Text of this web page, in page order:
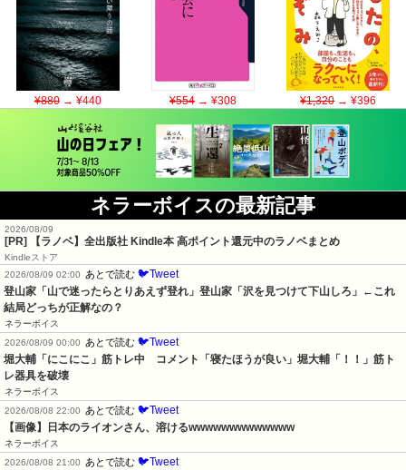
¥880→ ¥440 ¥554→ ¥308 ¥1,320→ ¥396
ネラーボイスの最新記事
2026/08/09
[PR] 【ラノベ】全出版社 Kindle本 高ポイント還元中のラノベまとめ
Kindleストア
2026/08/09 02:00
あとで読む 🐦Tweet
登山家「山で迷ったらとりあえず登れ」登山家「沢を見つけて下山しろ」←これ
結局どっちが正解なの？
ネラーボイス
2026/08/09 00:00
あとで読む 🐦Tweet
堀大輔「にこにこ」筋トレ中　コメント「寝たほうが良い」堀大輔「！！」筋ト
レ器具を破壊
ネラーボイス
2026/08/08 22:00
あとで読む 🐦Tweet
【画像】日本のライオンさん、溶けるwwwwwwwwwwwww
ネラーボイス
2026/08/08 21:00
あとで読む 🐦Tweet